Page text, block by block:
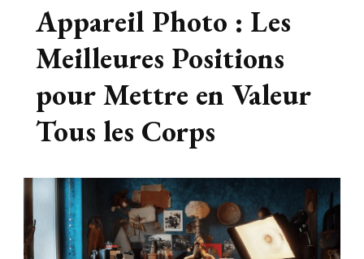
Appareil Photo : Les
Meilleures Positions
pour Mettre en Valeur
Tous les Corps